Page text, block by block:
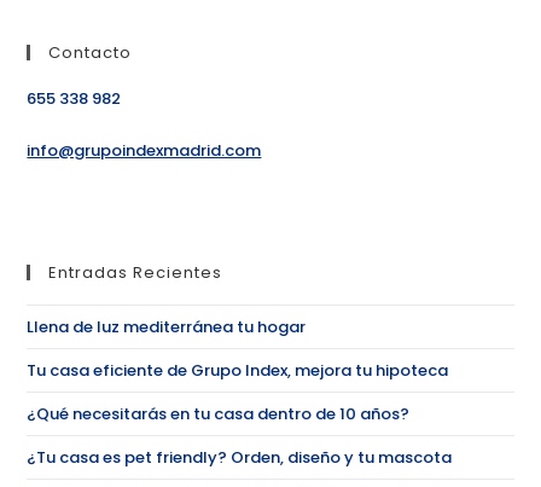
Contacto
655 338 982
info@grupoindexmadrid.com
Entradas Recientes
Llena de luz mediterránea tu hogar
Tu casa eficiente de Grupo Index, mejora tu hipoteca
¿Qué necesitarás en tu casa dentro de 10 años?
¿Tu casa es pet friendly? Orden, diseño y tu mascota